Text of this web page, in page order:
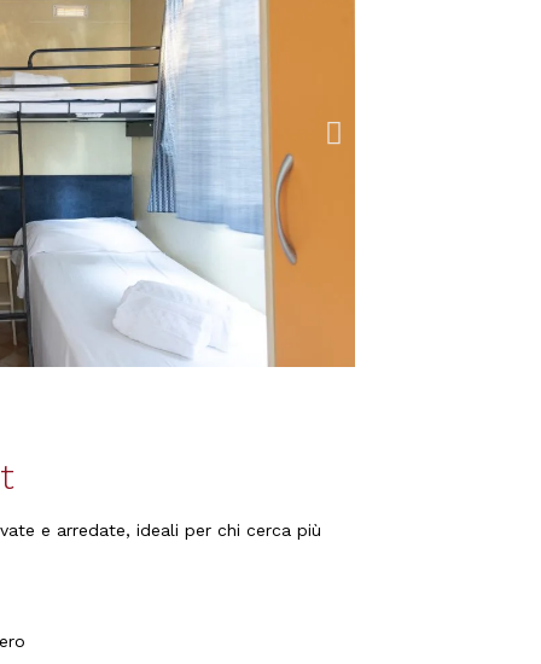
e arredate, ideali per chi cerca più